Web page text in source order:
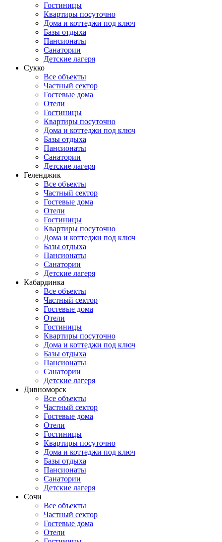
Гостиницы
Квартиры посуточно
Дома и коттеджи под ключ
Базы отдыха
Пансионаты
Санатории
Детские лагеря
Сукко
Все объекты
Частный сектор
Гостевые дома
Отели
Гостиницы
Квартиры посуточно
Дома и коттеджи под ключ
Базы отдыха
Пансионаты
Санатории
Детские лагеря
Геленджик
Все объекты
Частный сектор
Гостевые дома
Отели
Гостиницы
Квартиры посуточно
Дома и коттеджи под ключ
Базы отдыха
Пансионаты
Санатории
Детские лагеря
Кабардинка
Все объекты
Частный сектор
Гостевые дома
Отели
Гостиницы
Квартиры посуточно
Дома и коттеджи под ключ
Базы отдыха
Пансионаты
Санатории
Детские лагеря
Дивноморск
Все объекты
Частный сектор
Гостевые дома
Отели
Гостиницы
Квартиры посуточно
Дома и коттеджи под ключ
Базы отдыха
Пансионаты
Санатории
Детские лагеря
Сочи
Все объекты
Частный сектор
Гостевые дома
Отели